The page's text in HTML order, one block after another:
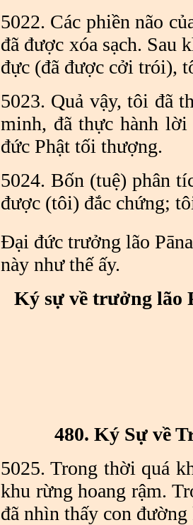
5022. Các phiền não
đã được xóa sạch. Sau
đực (đã được cởi trói),
5023. Quả vậy, tôi đã
minh, đã thực hành
đức Phật tối thượng.
5024. Bốn (tuệ) phân
được (tôi) đắc chứng;
Đại đức trưởng lão
này như thế ấy.
Ký sự về trưởng lão
480. Ký Sự về
5025. Trong thời quá
khu rừng hoang rậm.
đã nhìn thấy con